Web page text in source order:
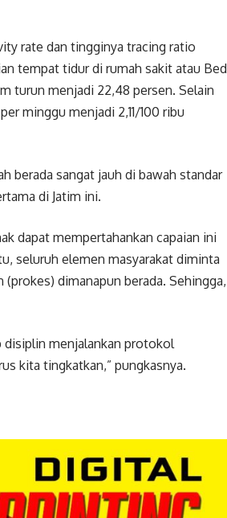
rate dan tingginya tracing ratio
tempat tidur di rumah sakit atau Bed
turun menjadi 22,48 persen. Selain
minggu menjadi 2,11/100 ribu
berada sangat jauh di bawah standar
di Jatim ini.
dapat mempertahankan capaian ini
seluruh elemen masyarakat diminta
dimanapun berada. Sehingga,
disiplin menjalankan protokol
kita tingkatkan,” pungkasnya.